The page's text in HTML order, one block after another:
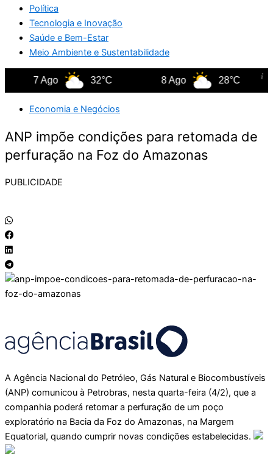
Política
Tecnologia e Inovação
Saúde e Bem-Estar
Meio Ambiente e Sustentabilidade
7 Ago 32°C 8 Ago 28°C
Economia e Negócios
ANP impõe condições para retomada de
perfuração na Foz do Amazonas
PUBLICIDADE
A Agência Nacional do Petróleo, Gás Natural e Biocombustíveis
(ANP) comunicou à Petrobras, nesta quarta-feira (4/2), que a
companhia poderá retomar a perfuração de um poço
exploratório na Bacia da Foz do Amazonas, na Margem
Equatorial, quando cumprir novas condições estabelecidas.